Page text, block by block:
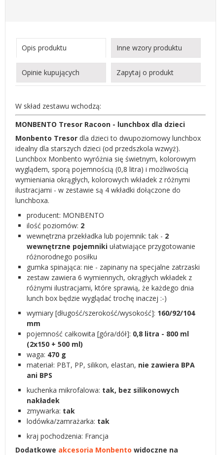
Opis produktu Inne wzory produktu
Opinie kupujących Zapytaj o produkt
W skład zestawu wchodzą:
MONBENTO Tresor Racoon - lunchbox dla dzieci
Monbento Tresor dla dzieci to dwupoziomowy lunchbox
idealny dla starszych dzieci (od przedszkola wzwyż).
Lunchbox Monbento wyróżnia się świetnym, kolorowym
wyglądem, sporą pojemnością (0,8 litra) i możliwością
wymieniania okrągłych, kolorowych wkładek z różnymi
ilustracjami - w zestawie są 4 wkładki dołączone do
lunchboxa.
producent: MONBENTO
ilość poziomów: 2
wewnętrzna przekładka lub pojemnik: tak - 2
wewnętrzne pojemniki ułatwiające przygotowanie
różnorodnego posiłku
gumka spinająca: nie - zapinany na specjalne zatrzaski
zestaw zawiera 6 wymiennych, okrągłych wkładek z
różnymi ilustracjami, które sprawią, że każdego dnia
lunch box będzie wyglądać trochę inaczej :-)
wymiary [długość/szerokość/wysokość]: 160/92/104
mm
pojemność całkowita [góra/dół]: 0,8 litra - 800 ml
(2x150 + 500 ml)
waga: 470 g
materiał: PBT, PP, silikon, elastan, nie zawiera BPA
ani BPS
kuchenka mikrofalowa: tak, bez silikonowych
nakładek
zmywarka: tak
lodówka/zamrażarka: tak
kraj pochodzenia: Francja
Dodatkowe akcesoria Monbento widoczne na